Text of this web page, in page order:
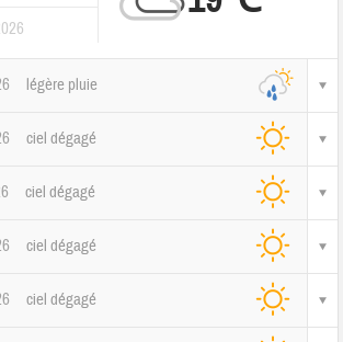
légère pluie
ciel dégagé
ciel dégagé
ciel dégagé
ciel dégagé